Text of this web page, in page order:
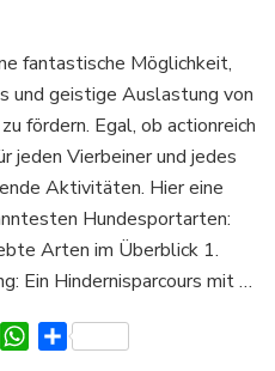
fantastische Möglichkeit,
und geistige Auslastung von
fördern. Egal, ob actionreich
jeden Vierbeiner und jedes
Aktivitäten. Hier eine
Hundesportarten:
Arten im Überblick 1.
Ein Hindernisparcours mit …
TelegramWhatsApp
Teilen